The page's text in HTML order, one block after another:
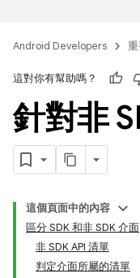
Android Developers
這對你有幫助嗎？
針對非
這個頁面中的內容
區分 SDK 和非 SDK 介面
非 SDK API 清單
判定介面所屬的清單